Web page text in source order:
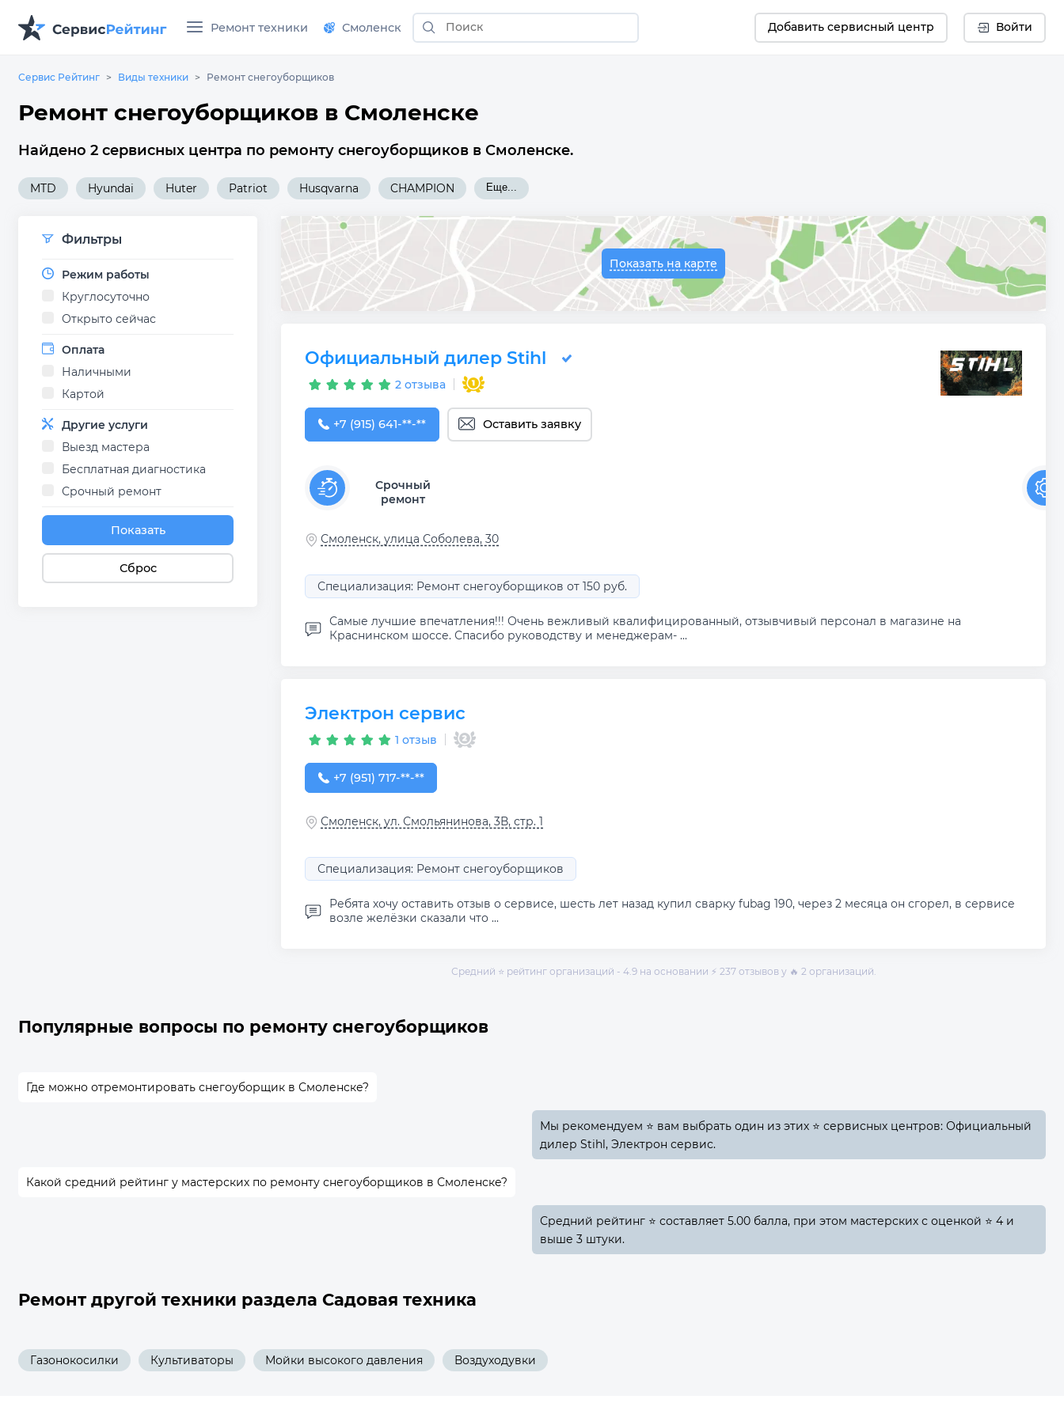
Ремонт техники Смоленск Добавить сервисный центр Войти
Сервис Рейтинг Виды техники Ремонт снегоуборщиков
Ремонт снегоуборщиков в Смоленске
Найдено 2 сервисных центра по ремонту снегоуборщиков в Смоленске.
MTD Hyundai Huter Patriot Husqvarna CHAMPION Еще...
Фильтры
Режим работы
Круглосуточно
Открыто сейчас
Оплата
Наличными
Картой
Другие услуги
Выезд мастера
Бесплатная диагностика
Срочный ремонт
Показать
Сброс
Показать на карте
Официальный дилер Stihl
2 отзыва
+7 (915) 641-74-32
+7 (915) 641-**-** Оставить заявку
Срочный
ремонт
Смоленск, улица Соболева, 30
Специализация: Ремонт снегоуборщиков от 150 руб.
Самые лучшие впечатления!!! Очень вежливый квалифицированный, отзывчивый персонал в магазине на
Краснинском шоссе. Спасибо руководству и менеджерам- ...
Электрон сервис
1 отзыв
+7 (951) 717-01-74
+7 (951) 717-**-**
Смоленск, ул. Смольянинова, 3В, стр. 1
Специализация: Ремонт снегоуборщиков
Ребята хочу оставить отзыв о сервисе, шесть лет назад купил сварку fubag 190, через 2 месяца он сгорел, в сервисе
возле желёзки сказали что ...
Средний ⭐ рейтинг организаций - 4.9 на основании ⚡ 237 отзывов у 🔥 2 организаций.
Популярные вопросы по ремонту снегоуборщиков
Где можно отремонтировать снегоуборщик в Смоленске?
Мы рекомендуем ⭐ вам выбрать один из этих ⭐ сервисных центров: Официальный
дилер Stihl, Электрон сервис.
Какой средний рейтинг у мастерских по ремонту снегоуборщиков в Смоленске?
Средний рейтинг ⭐ составляет 5.00 балла, при этом мастерских с оценкой ⭐ 4 и
выше 3 штуки.
Ремонт другой техники раздела Садовая техника
Газонокосилки Культиваторы Мойки высокого давления Воздуходувки